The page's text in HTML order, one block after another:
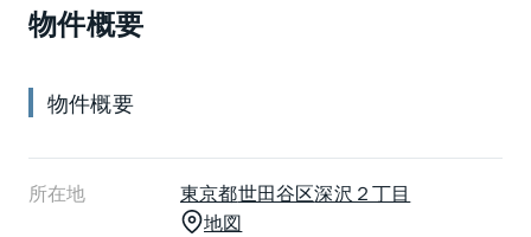
物件概要
物件概要
所在地 東京都世田谷区深沢２丁目
地図